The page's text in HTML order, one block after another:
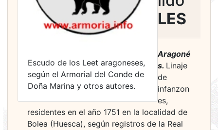
Escudo de los Leet aragoneses,
según el Armorial del Conde de
Doña Marina y otros autores.
LES
Aragoné
s. Linaje
de
infanzon
es,
residentes en el año 1751 en la localidad de
Bolea (Huesca), según registros de la Real